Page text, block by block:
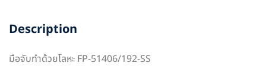
Description
มือจับทำด้วยโลหะ FP-51406/192-SS